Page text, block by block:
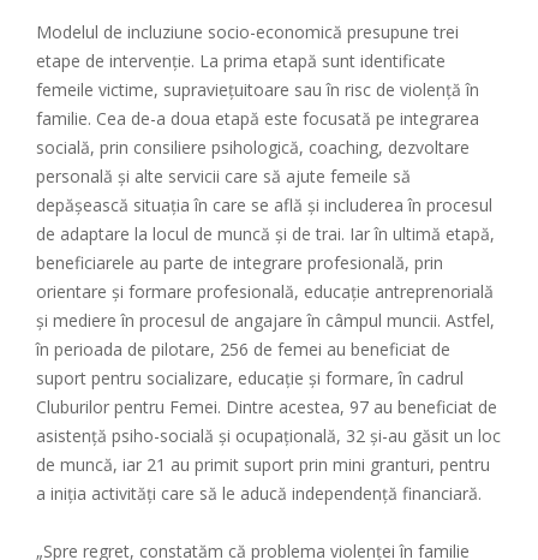
Modelul de incluziune socio-economică presupune trei
etape de intervenție. La prima etapă sunt identificate
femeile victime, supraviețuitoare sau în risc de violență în
familie. Cea de-a doua etapă este focusată pe integrarea
socială, prin consiliere psihologică, coaching, dezvoltare
personală și alte servicii care să ajute femeile să
depășească situația în care se află și includerea în procesul
de adaptare la locul de muncă și de trai. Iar în ultimă etapă,
beneficiarele au parte de integrare profesională, prin
orientare și formare profesională, educație antreprenorială
și mediere în procesul de angajare în câmpul muncii. Astfel,
în perioada de pilotare, 256 de femei au beneficiat de
suport pentru socializare, educație și formare, în cadrul
Cluburilor pentru Femei. Dintre acestea, 97 au beneficiat de
asistență psiho-socială și ocupațională, 32 și-au găsit un loc
de muncă, iar 21 au primit suport prin mini granturi, pentru
a iniția activități care să le aducă independență financiară.
„Spre regret, constatăm că problema violenței în familie